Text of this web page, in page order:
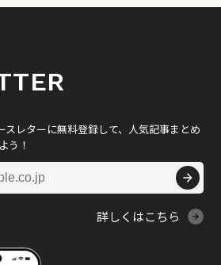
スレターに無料登録して、人気記事まとめ
う！
詳しくはこちら